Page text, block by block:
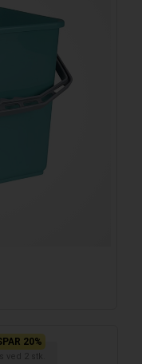
20%